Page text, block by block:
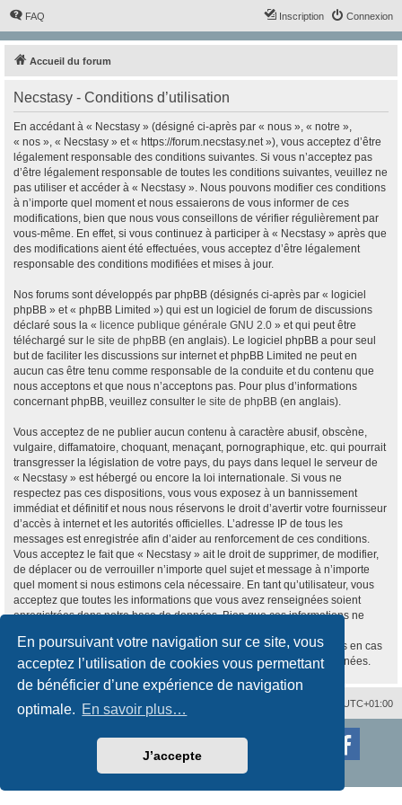
En poursuivant votre navigation sur ce site, vous
acceptez l’utilisation de cookies vous permettant
de bénéficier d’une expérience de navigation
optimale. En savoir plus…
J’accepte
FAQ Connexion
Inscription
Accueil du forum
Necstasy - Conditions d’utilisation
En accédant à « Necstasy » (désigné ci-après par « nous », « notre »,
« nos », « Necstasy » et « https://forum.necstasy.net »), vous acceptez d’être
légalement responsable des conditions suivantes. Si vous n’acceptez pas
d’être légalement responsable de toutes les conditions suivantes, veuillez ne
pas utiliser et accéder à « Necstasy ». Nous pouvons modifier ces conditions
à n’importe quel moment et nous essaierons de vous informer de ces
modifications, bien que nous vous conseillons de vérifier régulièrement par
vous-même. En effet, si vous continuez à participer à « Necstasy » après que
des modifications aient été effectuées, vous acceptez d’être légalement
responsable des conditions modifiées et mises à jour.
Nos forums sont développés par phpBB (désignés ci-après par « logiciel
phpBB » et « phpBB Limited ») qui est un logiciel de forum de discussions
déclaré sous la « licence publique générale GNU 2.0 » et qui peut être
téléchargé sur le site de phpBB (en anglais). Le logiciel phpBB a pour seul
but de faciliter les discussions sur internet et phpBB Limited ne peut en
aucun cas être tenu comme responsable de la conduite et du contenu que
nous acceptons et que nous n’acceptons pas. Pour plus d’informations
concernant phpBB, veuillez consulter le site de phpBB (en anglais).
Vous acceptez de ne publier aucun contenu à caractère abusif, obscène,
vulgaire, diffamatoire, choquant, menaçant, pornographique, etc. qui pourrait
transgresser la législation de votre pays, du pays dans lequel le serveur de
« Necstasy » est hébergé ou encore la loi internationale. Si vous ne
respectez pas ces dispositions, vous vous exposez à un bannissement
immédiat et définitif et nous nous réservons le droit d’avertir votre fournisseur
d’accès à internet et les autorités officielles. L’adresse IP de tous les
messages est enregistrée afin d’aider au renforcement de ces conditions.
Vous acceptez le fait que « Necstasy » ait le droit de supprimer, de modifier,
de déplacer ou de verrouiller n’importe quel sujet et message à n’importe
quel moment si nous estimons cela nécessaire. En tant qu’utilisateur, vous
acceptez que toutes les informations que vous avez renseignées soient
enregistrées dans notre base de données. Bien que ces informations ne
« Necstasy », ni phpBB, ne pourront être tenus comme responsables en cas
de tentative de piratage informatique visant à compromettre vos données.
UTC+01:00
Supprimer les cookies
Nous contacter
2017
Conditions